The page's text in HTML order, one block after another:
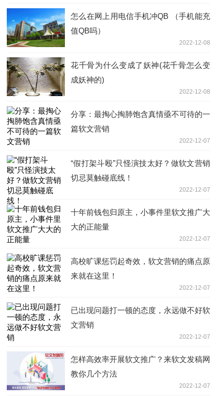
怎么在网上用电信手机冲QB （手机能充
值QB吗）
2022-12-08
花千骨为什么变成了妖神(花千骨怎么变
成妖神的)
2022-12-08
分享：最掏心掏肺饱含真情亟不可待的一
篇软文营销
2022-12-07
“假打架斗殴”只怪演技太好？做软文营销
切忌莫触碰底线！
2022-12-07
十年前钱包归原主，小事件里软文推广大
大的正能量
2022-12-07
高校旷课惩罚起奇效，软文营销的痛点原
来就在这里！
2022-12-07
已出现问题打一顿的态度，永远做不好软
文营销
2022-12-07
怎样高效率开展软文推广？来软文发稿网
教你几个方法
2022-12-07